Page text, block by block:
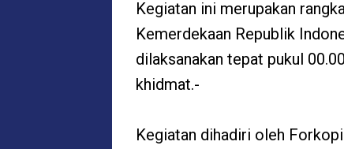
Kegiatan ini merupakan
Kemerdekaan Republik
dilaksanakan tepat pukul
khidmat.-
Kegiatan dihadiri oleh